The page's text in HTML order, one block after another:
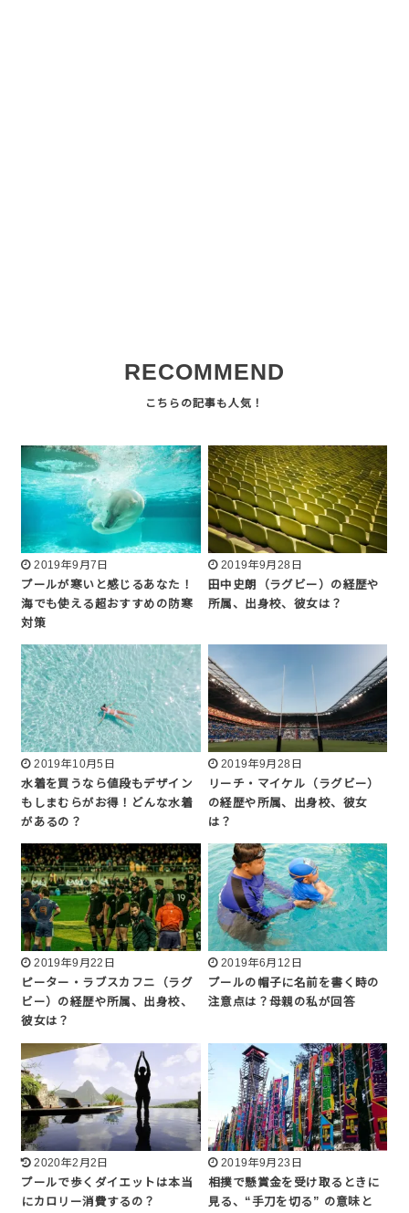
RECOMMEND
2019年9月7日
プールが寒いと感じるあなた！
海でも使える超おすすめの防寒
対策
2019年9月28日
田中史朗（ラグビー）の経歴や
所属、出身校、彼女は？
2019年10月5日
水着を買うなら値段もデザイン
もしまむらがお得！どんな水着
があるの？
2019年9月28日
リーチ・マイケル（ラグビー）
の経歴や所属、出身校、彼女
は？
2019年9月22日
ピーター・ラブスカフニ（ラグ
ビー）の経歴や所属、出身校、
彼女は？
2019年6月12日
プールの帽子に名前を書く時の
注意点は？母親の私が回答
2020年2月2日
プールで歩くダイエットは本当
にカロリー消費するの？
2019年9月23日
相撲で懸賞金を受け取るときに
見る、“手刀を切る” の意味と